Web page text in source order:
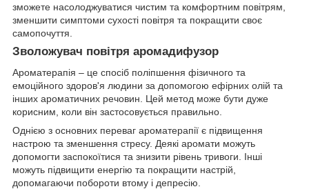
зможете насолоджуватися чистим та комфортним повітрям,
зменшити симптоми сухості повітря та покращити своє
самопочуття.
Зволожувач повітря аромадифузор
Ароматерапія – це спосіб поліпшення фізичного та
емоційного здоров'я людини за допомогою ефірних олій та
інших ароматичних речовин. Цей метод може бути дуже
корисним, коли він застосовується правильно.
Однією з основних переваг ароматерапії є підвищення
настрою та зменшення стресу. Деякі аромати можуть
допомогти заспокоїтися та знизити рівень тривоги. Інші
можуть підвищити енергію та покращити настрій,
допомагаючи побороти втому і депресію.